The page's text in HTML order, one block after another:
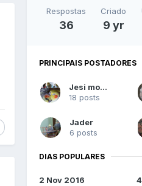
Respostas
36
Criado
9 yr
PRINCIPAIS POSTADORES
Jesi moura
18 posts
Jader
6 posts
DIAS POPULARES
2 Nov 2016